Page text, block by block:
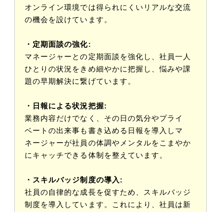
オンライン環境では得られにくいリアルな交流
の機会を設けています。
・定期面談の強化:
マネージャーとの定期面談を強化し、社員一人
ひとりの状況をきめ細やかに把握し、悩みや課
題の早期解決に繋げています。
・日報による状況把握:
業務内容だけでなく、その日の気分やプライ
ベートの出来事も書き込める日報を導入しマ
ネージャーが社員の体調やメンタルをこまやか
にキャッチできる体制を整えています。
・スキルバッジ制度の導入:
社員の自律的な成長を促すため、スキルバッジ
制度を導入しています。これにより、社員は新